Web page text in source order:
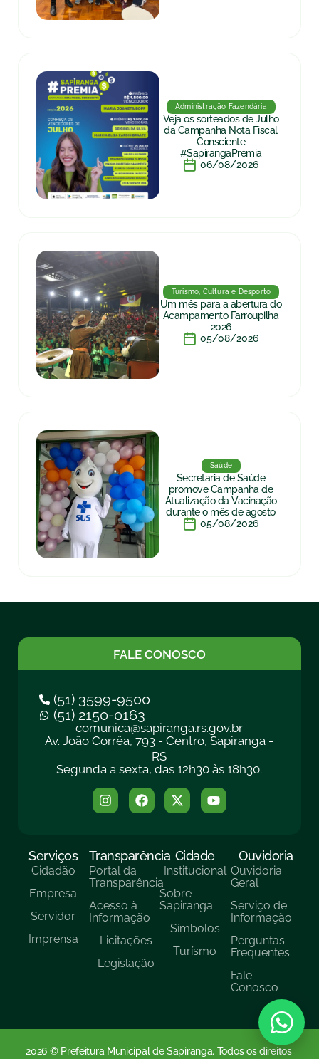
Administração Fazendária
Veja os sorteados de Julho
da Campanha Nota Fiscal
Consciente
#SapirangaPremia
06/08/2026
Turismo, Cultura e Desporto
Um mês para a abertura do
Acampamento Farroupilha
2026
05/08/2026
Saúde
Secretaria de Saúde
promove Campanha de
Atualização da Vacinação
durante o mês de agosto
05/08/2026
FALE CONOSCO
(51) 3599-9500
(51) 2150-0163
comunica@sapiranga.rs.gov.br
Av. João Corrêa, 793 - Centro, Sapiranga -
RS
Segunda a sexta, das 12h30 às 18h30.
Serviços
Cidadão
Empresa
Servidor
Imprensa
Transparência
Portal da
Transparência
Acesso à
Informação
Licitações
Legislação
Cidade
Institucional
Sobre
Sapiranga
Símbolos
Turísmo
Ouvidoria
Ouvidoria
Geral
Serviço de
Informação
Perguntas
Frequentes
Fale
Conosco
2026 © Prefeitura Municipal de Sapiranga. Todos os direitos